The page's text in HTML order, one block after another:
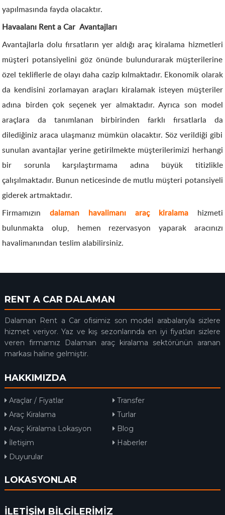
yapılmasında fayda olacaktır.
Havaalanı Rent a Car Avantajları
Avantajlarla dolu fırsatların yer aldığı araç kiralama hizmetleri
müşteri potansiyelini göz önünde bulundurarak müşterilerine
özel tekliflerle de olayı daha cazip kılmaktadır. Ekonomik olarak
da kendisini zorlamayan araçları kiralamak isteyen müşteriler
adına birden çok seçenek yer almaktadır. Ayrıca son model
araçlara da tanımlanan birbirinden farklı fırsatlarla da
dilediğiniz araca ulaşmanız mümkün olacaktır. Söz verildiği gibi
sunulan avantajlar yerine getirilmekte müşterilerimizi herhangi
bir sorunla karşılaştırmama adına büyük titizlikle
çalışılmaktadır. Bunun neticesinde de mutlu müşteri potansiyeli
giderek artmaktadır.
Firmamızındalaman havalimanı araç kiralamahizmeti
bulunmakta olup, hemen rezervasyon yaparak aracınızı
havalimanından teslim alabilirsiniz.
RENT A CAR DALAMAN
Dalaman Rent a Car ofisimiz son model arabalarıyla sizlere
hizmet veriyor. Yaz ve kış sezonlarında en iyi fiyatları sizlere
veren firmamız Dalaman araç kiralama sektörünün aranan
markası haline gelmiştir.
HAKKIMIZDA
Araçlar / Fiyatlar
Transfer
Araç Kiralama
Turlar
Araç Kiralama Lokasyon
Blog
İletişim
Haberler
Duyurular
LOKASYONLAR
İLETİŞİM BİLGİLERİMİZ